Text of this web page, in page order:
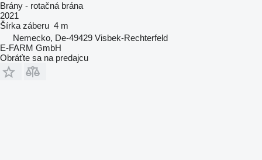
Brány - rotačná brána
2021
Šírka záberu 4 m
Nemecko, De-49429 Visbek-Rechterfeld
E-FARM GmbH
Obráťte sa na predajcu